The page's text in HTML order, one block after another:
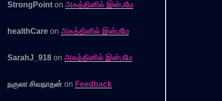
StrongPoint on அகத்தினில் இன்பமே
healthCare on அகத்தினில் இன்பமே
SarahJ_918 on அகத்தினில் இன்பமே
நகுலா சிவநாதன் on Feedback